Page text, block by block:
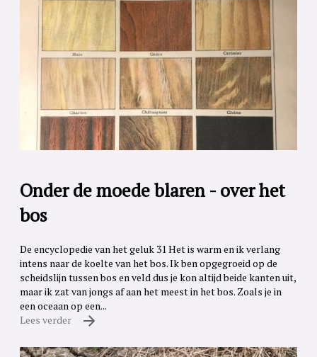
Onder de moede blaren - over het
bos
De encyclopedie van het geluk 31 Het is warm en ik verlang
intens naar de koelte van het bos. Ik ben opgegroeid op de
scheidslijn tussen bos en veld dus je kon altijd beide kanten uit,
maar ik zat van jongs af aan het meest in het bos. Zoals je in
een oceaan op een...
Lees verder